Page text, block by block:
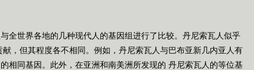
世界各地的几种现代人的基因组进行了比较。丹尼索瓦人似乎
，但其程度各不相同。例如，丹尼索瓦人与巴布亚新几内亚人有
相同基因。此外，在亚洲和南美洲所发现的 丹尼索瓦人的等位基